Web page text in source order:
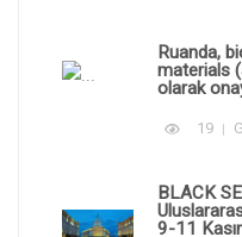
Ruanda,
materials
olarak
19
BLACK
9-11